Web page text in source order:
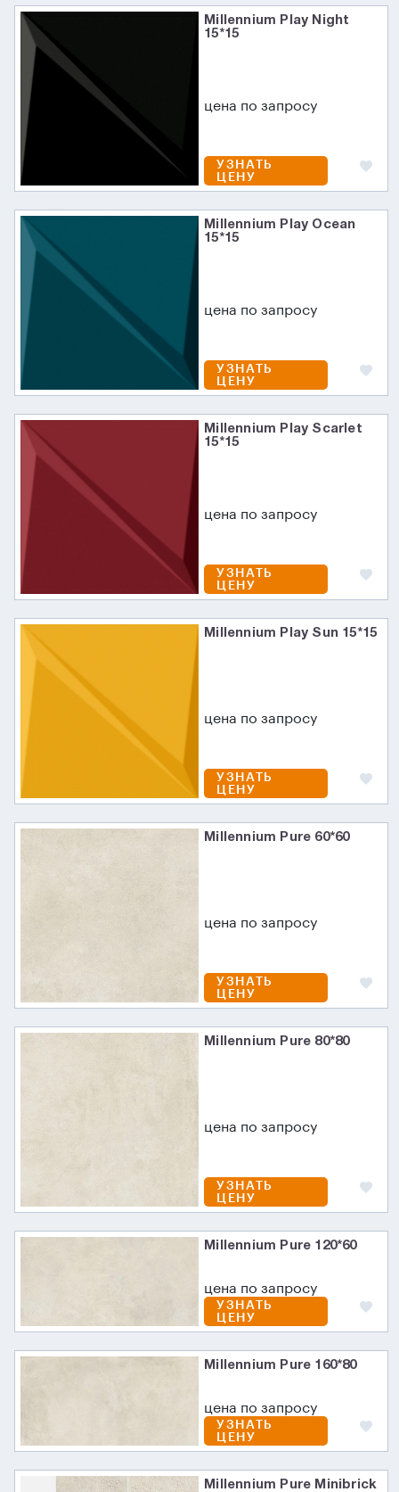
Millennium Play Night
15*15
цена по запросу
УЗНАТЬ
ЦЕНУ
Millennium Play Ocean
15*15
цена по запросу
УЗНАТЬ
ЦЕНУ
Millennium Play Scarlet
15*15
цена по запросу
УЗНАТЬ
ЦЕНУ
Millennium Play Sun 15*15
цена по запросу
УЗНАТЬ
ЦЕНУ
Millennium Pure 60*60
цена по запросу
УЗНАТЬ
ЦЕНУ
Millennium Pure 80*80
цена по запросу
УЗНАТЬ
ЦЕНУ
Millennium Pure 120*60
цена по запросу
УЗНАТЬ
ЦЕНУ
Millennium Pure 160*80
цена по запросу
УЗНАТЬ
ЦЕНУ
Millennium Pure Minibrick